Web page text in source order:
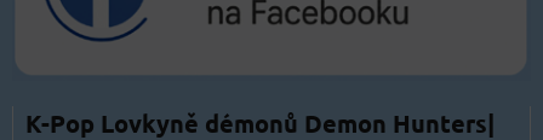
K-Pop Lovkyně démonů Demon Hunters|